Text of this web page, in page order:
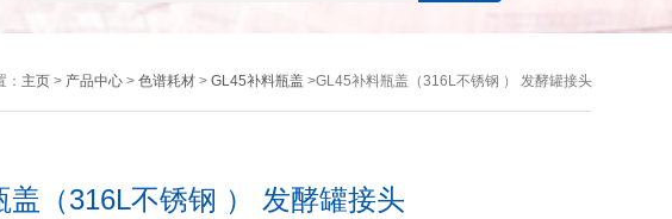
： 主页> 产品中心> 色谱耗材> GL45补料瓶盖 >GL45补料瓶盖（316L不锈钢 ） 发酵罐接头
盖（316L不锈钢 ） 发酵罐接头